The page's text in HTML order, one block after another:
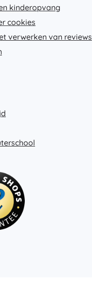
kinderopvang
cookies
verwerken van reviews